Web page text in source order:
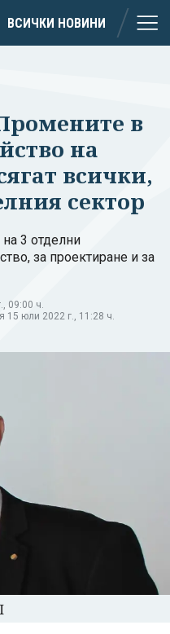
ВСИЧКИ НОВИНИ
в
на
всички,
сектор
3 отделни
за проектиране и за
09:00 ч.
15 юли 2022 г., 11:28 ч.